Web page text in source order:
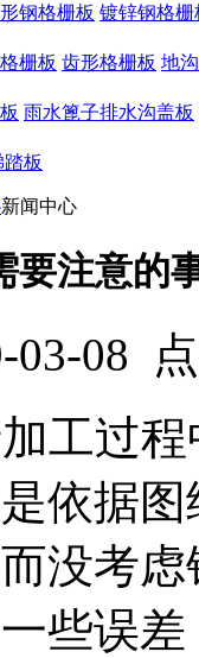
钢格栅板 镀锌钢格栅
栅板 齿形格栅板 地
雨水篦子排水沟盖板
踏板
新闻中心
要注意的
03-08
工过程
依据
没考
些误